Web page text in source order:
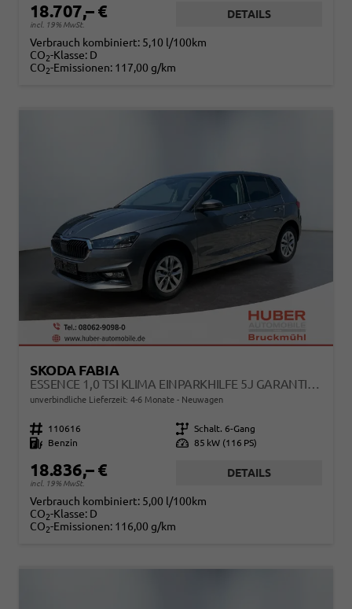
18.707,– €
incl. 19% MwSt.
DETAILS
Verbrauch kombiniert: 5,10 l/100km
CO2-Klasse: D
CO2-Emissionen: 117,00 g/km
SKODA FABIA
ESSENCE 1,0 TSI KLIMA EINPARKHILFE 5J GARANTIE LED SCHEINWERFER BLUETOOTH
unverbindliche Lieferzeit: 4-6 Monate Neuwagen
Fahrzeugnr. 110616 Getriebe Schalt. 6-Gang
Kraftstoff
Benzin Leistung 85 kW (116 PS)
18.836,– €
incl. 19% MwSt.
DETAILS
Verbrauch kombiniert: 5,00 l/100km
CO2-Klasse: D
CO2-Emissionen: 116,00 g/km